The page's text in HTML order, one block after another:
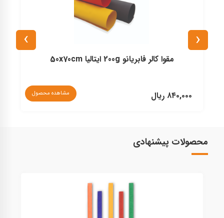
مقوا کالر فابریانو 200g ایتالیا 50x70cm
۸۴۰,۰۰۰ ریال مشاهده محصول
‹
›
محصولات پیشنهادی